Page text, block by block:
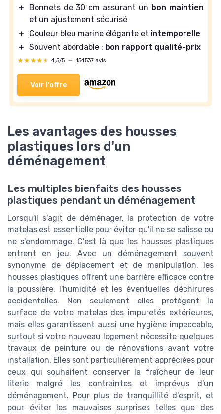
＋
Bonnets de 30 cm assurant un bon maintien
et un ajustement sécurisé
＋
Couleur bleu marine élégante et intemporelle
＋ Souvent abordable : bon rapport qualité-prix
★★★★★
★★★★★ 4,5/5 — 154537 avis
Voir l'offre
Les avantages des housses
plastiques lors d'un
déménagement
Les multiples bienfaits des housses
plastiques pendant un déménagement
Lorsqu'il s'agit de déménager, la protection de votre
matelas est essentielle pour éviter qu'il ne se salisse ou
ne s'endommage. C'est là que les housses plastiques
entrent en jeu. Avec un déménagement souvent
synonyme de déplacement et de manipulation, les
housses plastiques offrent une barrière efficace contre
la poussière, l'humidité et les éventuelles déchirures
accidentelles. Non seulement elles protègent la
surface de votre matelas des impuretés extérieures,
mais elles garantissent aussi une hygiène impeccable,
surtout si votre nouveau logement nécessite quelques
travaux de peinture ou de rénovations avant votre
installation. Elles sont particulièrement appréciées pour
ceux qui souhaitent conserver la fraîcheur de leur
literie malgré les contraintes et imprévus d'un
déménagement. Pour plus de tranquillité d'esprit, et
pour éviter les mauvaises surprises telles que des